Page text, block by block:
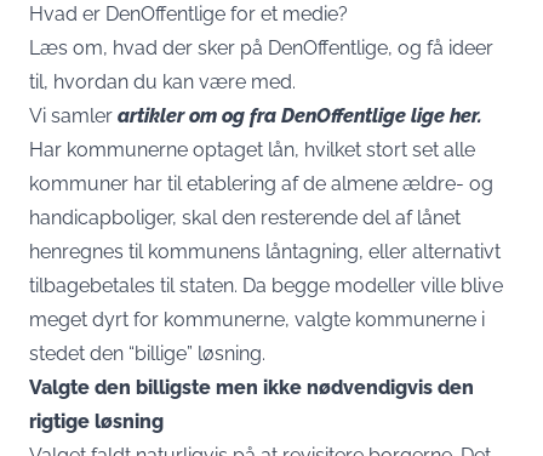
Hvad er DenOffentlige for et medie?
Læs om, hvad der sker på DenOffentlige, og få ideer
til, hvordan du kan være med.
Vi samler artikler om og fra DenOffentlige lige her.
Har kommunerne optaget lån, hvilket stort set alle
kommuner har til etablering af de almene ældre- og
handicapboliger, skal den resterende del af lånet
henregnes til kommunens låntagning, eller alternativt
tilbagebetales til staten. Da begge modeller ville blive
meget dyrt for kommunerne, valgte kommunerne i
stedet den “billige” løsning.
Valgte den billigste men ikke nødvendigvis den
rigtige løsning